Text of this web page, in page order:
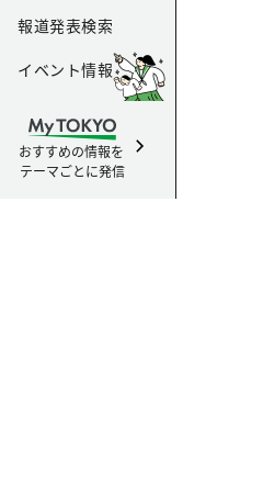
報道発表検索
イベント情報
おすすめの情報を
テーマごとに発信